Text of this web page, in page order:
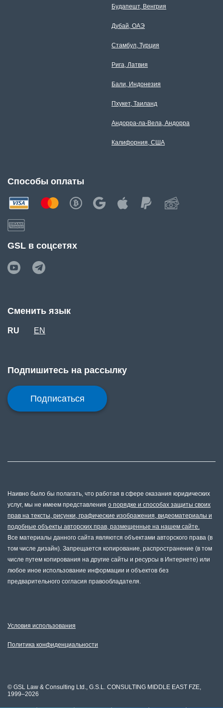
Будапешт, Венгрия
Дубай, ОАЭ
Стамбул, Турция
Рига, Латвия
Бали, Индонезия
Пхукет, Таиланд
Андорра-ла-Вела, Андорра
Калифорния, США
Способы оплаты
GSL в соцсетях
Сменить язык
RU EN
Подпишитесь на рассылку
Подписаться
Наивно было бы полагать, что работая в сфере оказания юридических
услуг, мы не имеем представления о порядке и способах защиты своих
прав на тексты, рисунки, графические изображения, видеоматериалы и
подобные объекты авторских прав, размещенные на нашем сайте.
Все материалы данного сайта являются объектами авторского права (в
том числе дизайн). Запрещается копирование, распространение (в том
числе путем копирования на другие сайты и ресурсы в Интернете) или
любое иное использование информации и объектов без
предварительного согласия правообладателя.
Условия использования
Политика конфиденциальности
© GSL Law & Consulting Ltd., G.S.L. CONSULTING MIDDLE EAST FZE,
1999–2026